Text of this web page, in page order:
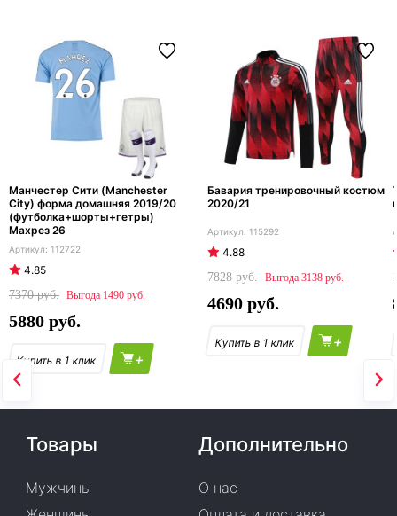
Манчестер Сити (Manchester
City) форма домашняя 2019/20
(футболка+шорты+гетры)
Махрез 26
112722
4.85
7370
1490
5880
+
Бавария тренировочный костюм
2020/21
115292
4.88
7828
3138
4690
+
Товары
Мужчины
Дополнительно
О нас